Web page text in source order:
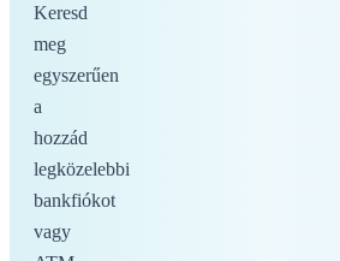
Keresd
meg
egyszerűen
a
hozzád
legközelebbi
bankfiókot
vagy